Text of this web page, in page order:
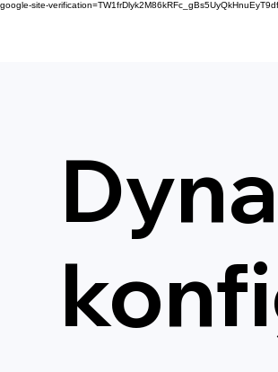
google-site-